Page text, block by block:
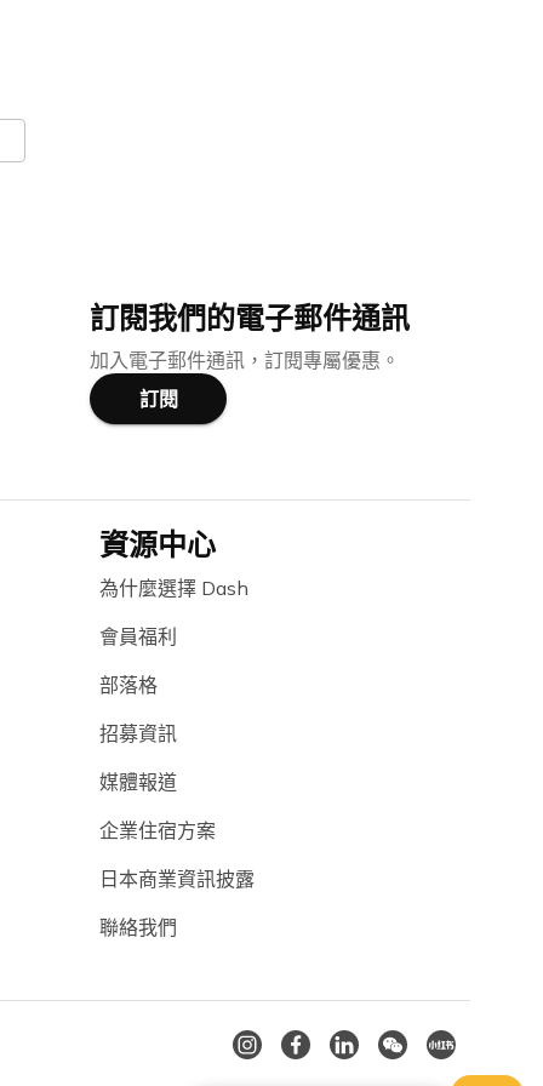
訂閱我們的電子郵件通訊
加入電子郵件通訊，訂閱專屬優惠。
訂閱
資源中心
為什麼選擇 Dash
會員福利
部落格
招募資訊
媒體報道
企業住宿方案
日本商業資訊披露
聯絡我們